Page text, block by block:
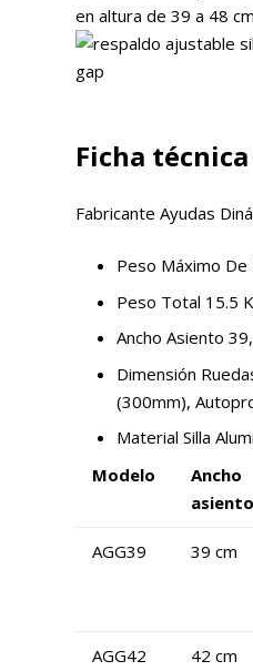
en altura de 39 a 48
Ficha técnica
Fabricante Ayudas
Peso Máximo
Peso Total 15.5
Ancho Asiento
Dimensión
(300mm),
Material Silla
Modelo
Ancho
asiento
AGG39 39 cm
AGG42 42 cm